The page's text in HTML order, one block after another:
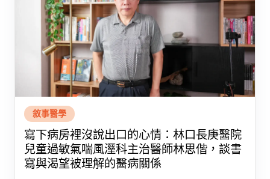
敘事醫學
寫下病房裡沒說出口的心情：林口長庚醫院
兒童過敏氣喘風溼科主治醫師林思偕，談書
寫與渴望被理解的醫病關係